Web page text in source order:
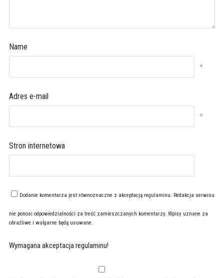
Name
*
Adres e-mail
*
Stron internetowa
Dodanie komentarza jest równoznaczne z akceptacją regulaminu. Redakcja serwisu
nie ponosi odpowiedzialności za treść zamieszczanych komentarzy. Wpisy uznane za
obraźliwe i wulgarne będą usuwane.
Wymagana akceptacja regulaminu!